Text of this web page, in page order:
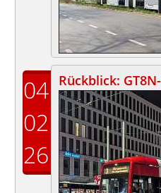
04
02
26
Rückblick: